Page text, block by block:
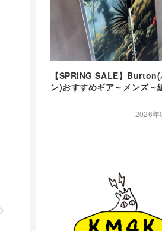
【SPRING SALE】Burton(
ン)おすすめギア～メンズ～
2026年